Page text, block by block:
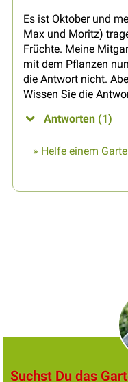
Es ist Oktober und
Max und Moritz)
Früchte. Meine
mit dem Pflanzen
die Antwort nicht.
Wissen Sie die
Antworten (1)
» Helfe einem
Suchst Du das